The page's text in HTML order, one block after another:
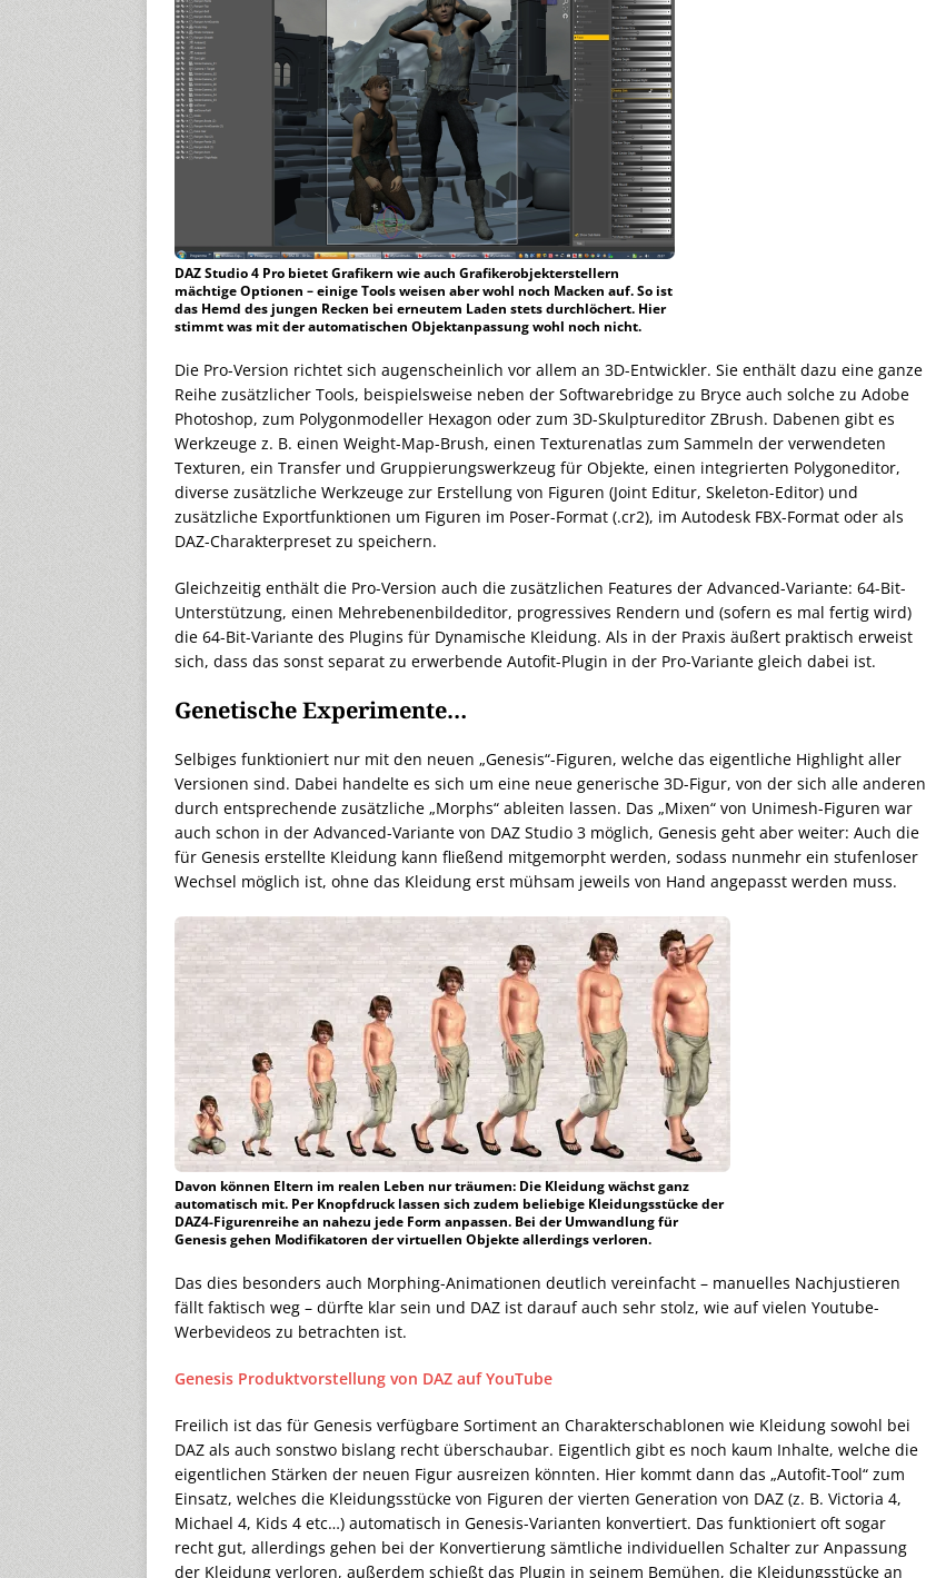
DAZ Studio 4 Pro bietet Grafikern wie auch Grafikerobjekterstellern
mächtige Optionen – einige Tools weisen aber wohl noch Macken auf. So ist
das Hemd des jungen Recken bei erneutem Laden stets durchlöchert. Hier
stimmt was mit der automatischen Objektanpassung wohl noch nicht.
Die Pro-Version richtet sich augenscheinlich vor allem an 3D-Entwickler. Sie enthält dazu eine ganze
Reihe zusätzlicher Tools, beispielsweise neben der Softwarebridge zu Bryce auch solche zu Adobe
Photoshop, zum Polygonmodeller Hexagon oder zum 3D-Skulptureditor ZBrush. Dabenen gibt es
Werkzeuge z. B. einen Weight-Map-Brush, einen Texturenatlas zum Sammeln der verwendeten
Texturen, ein Transfer und Gruppierungswerkzeug für Objekte, einen integrierten Polygoneditor,
diverse zusätzliche Werkzeuge zur Erstellung von Figuren (Joint Editur, Skeleton-Editor) und
zusätzliche Exportfunktionen um Figuren im Poser-Format (.cr2), im Autodesk FBX-Format oder als
DAZ-Charakterpreset zu speichern.
Gleichzeitig enthält die Pro-Version auch die zusätzlichen Features der Advanced-Variante: 64-Bit-
Unterstützung, einen Mehrebenenbildeditor, progressives Rendern und (sofern es mal fertig wird)
die 64-Bit-Variante des Plugins für Dynamische Kleidung. Als in der Praxis äußert praktisch erweist
sich, dass das sonst separat zu erwerbende Autofit-Plugin in der Pro-Variante gleich dabei ist.
Genetische Experimente…
Selbiges funktioniert nur mit den neuen „Genesis“-Figuren, welche das eigentliche Highlight aller
Versionen sind. Dabei handelte es sich um eine neue generische 3D-Figur, von der sich alle anderen
durch entsprechende zusätzliche „Morphs“ ableiten lassen. Das „Mixen“ von Unimesh-Figuren war
auch schon in der Advanced-Variante von DAZ Studio 3 möglich, Genesis geht aber weiter: Auch die
für Genesis erstellte Kleidung kann fließend mitgemorpht werden, sodass nunmehr ein stufenloser
Wechsel möglich ist, ohne das Kleidung erst mühsam jeweils von Hand angepasst werden muss.
Davon können Eltern im realen Leben nur träumen: Die Kleidung wächst ganz
automatisch mit. Per Knopfdruck lassen sich zudem beliebige Kleidungsstücke der
DAZ4-Figurenreihe an nahezu jede Form anpassen. Bei der Umwandlung für
Genesis gehen Modifikatoren der virtuellen Objekte allerdings verloren.
Das dies besonders auch Morphing-Animationen deutlich vereinfacht – manuelles Nachjustieren
fällt faktisch weg – dürfte klar sein und DAZ ist darauf auch sehr stolz, wie auf vielen Youtube-
Werbevideos zu betrachten ist.
Genesis Produktvorstellung von DAZ auf YouTube
Freilich ist das für Genesis verfügbare Sortiment an Charakterschablonen wie Kleidung sowohl bei
DAZ als auch sonstwo bislang recht überschaubar. Eigentlich gibt es noch kaum Inhalte, welche die
eigentlichen Stärken der neuen Figur ausreizen könnten. Hier kommt dann das „Autofit-Tool“ zum
Einsatz, welches die Kleidungsstücke von Figuren der vierten Generation von DAZ (z. B. Victoria 4,
Michael 4, Kids 4 etc…) automatisch in Genesis-Varianten konvertiert. Das funktioniert oft sogar
recht gut, allerdings gehen bei der Konvertierung sämtliche individuellen Schalter zur Anpassung
der Kleidung verloren, außerdem schießt das Plugin in seinem Bemühen, die Kleidungsstücke an